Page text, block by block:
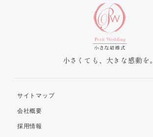
小さくても、大きな感動を。
サイトマップ
会社概要
採用情報